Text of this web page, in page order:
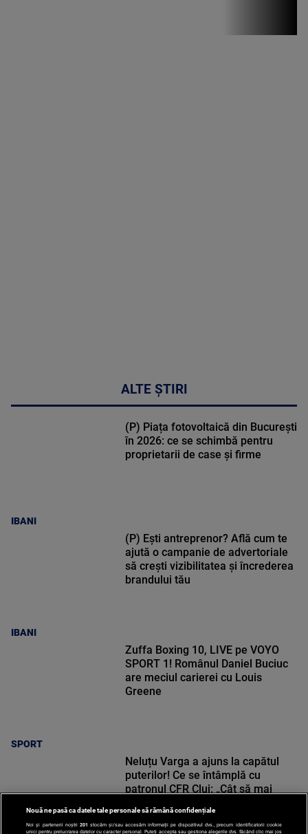
ALTE ȘTIRI
IBANI
(P) Piața fotovoltaică din București
în 2026: ce se schimbă pentru
proprietarii de case și firme
IBANI
(P) Ești antreprenor? Află cum te
ajută o campanie de advertoriale
să crești vizibilitatea și încrederea
brandului tău
SPORT
Zuffa Boxing 10, LIVE pe VOYO
SPORT 1! Românul Daniel Buciuc
are meciul carierei cu Louis
Greene
Neluțu Varga a ajuns la capătul
puterilor! Ce se întâmplă cu
patronul CFR Cluj: „Cât să mai
Nouă ne pasă ca datele tale personale să rămână confidențiale
Noi și partenerii noștri 201 stocăm și/sau accesăm informații pe dispozitivul dvs., precum identificatorii cookie
unici pentru prelucrarea datelor cu caracter personal. Puteți accepta sau gestiona alegerile dvs. făcând clic mai jos